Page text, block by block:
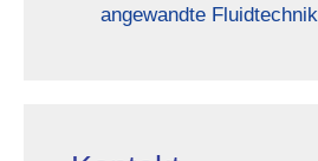
angewandte Fluidtechnik